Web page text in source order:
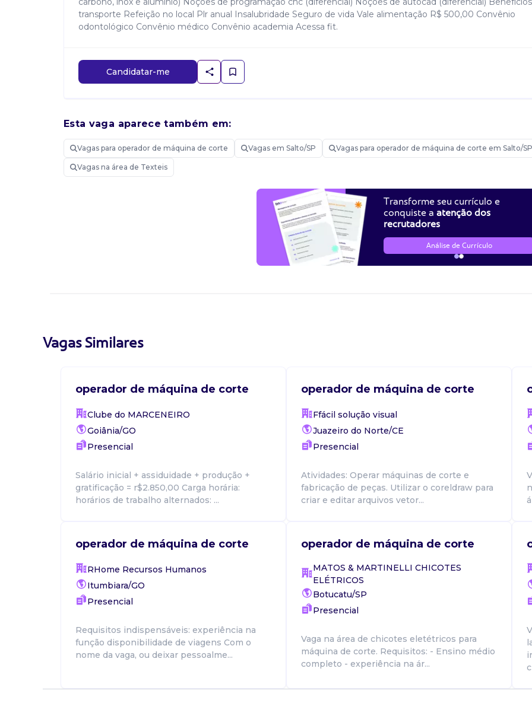
transporte Refeição no local Plr anual Insalubridade Seguro de vida Vale alimentação R$ 500,00 Convênio
odontológico Convênio médico Convênio academia Acessa fit.
Candidatar-me
Esta vaga aparece também em:
Vagas para operador de máquina de corte Vagas em Salto/SP Vagas para operador de máquina de corte em Salto/SP
Vagas na área de Texteis
Transforme seu currículo e
conquiste a atenção dos
recrutadores
Análise de Currículo
Vagas Similares
operador de máquina de corte
Clube do MARCENEIRO
Goiânia/GO
Presencial
Salário inicial + assiduidade + produção +
gratificação = r$2.850,00 Carga horária:
horários de trabalho alternados: ...
operador de máquina de corte
Ffácil solução visual
Juazeiro do Norte/CE
Presencial
Atividades: Operar máquinas de corte e
fabricação de peças. Utilizar o coreldraw para
criar e editar arquivos vetor...
operador de máquina de corte
RHome Recursos Humanos
Itumbiara/GO
Presencial
Requisitos indispensáveis: experiência na
função disponibilidade de viagens Com o
nome da vaga, ou deixar pessoalme...
operador de máquina de corte
MATOS & MARTINELLI CHICOTES
ELÉTRICOS
Botucatu/SP
Presencial
Vaga na área de chicotes eletétricos para
máquina de corte. Requisitos: - Ensino médio
completo - experiência na ár...